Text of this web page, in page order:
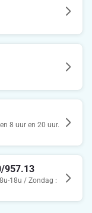
8 uur en 20 uur.
957.13
18u / Zondag :